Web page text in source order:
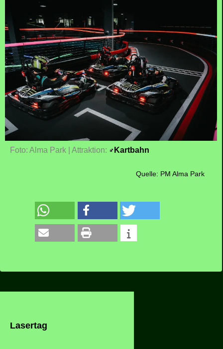
Foto: Alma Park | Attraktion: Kartbahn
Quelle: PM Alma Park
Lasertag